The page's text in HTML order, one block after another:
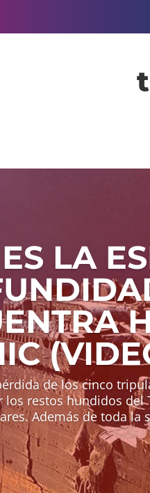
LA
de los cinco
los restos hundidos
Además de toda la